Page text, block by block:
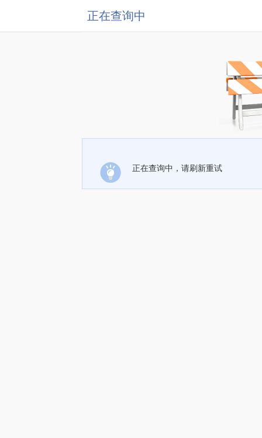
正在查询中
正在查询中，请刷新重试